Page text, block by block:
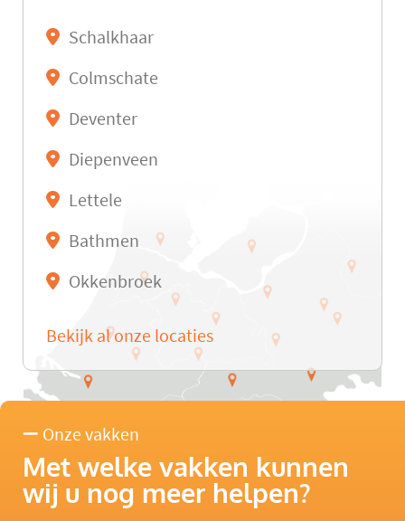
Schalkhaar
Colmschate
Deventer
Diepenveen
Lettele
Bathmen
Okkenbroek
Bekijk al onze locaties
Onze vakken
Met welke vakken kunnen
wij u nog meer helpen?